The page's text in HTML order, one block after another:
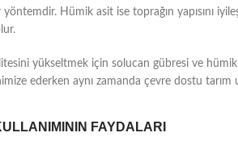
Hümik asit ise toprağın yapısını
yükseltmek için solucan gübresi ve
ederken aynı zamanda çevre dostu tarım
FAYDALARI